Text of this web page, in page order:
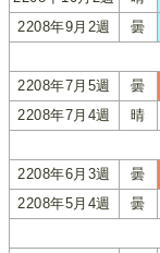
2208年9月2週
曇
2208年7月5週 曇
2208年7月4週
晴
2208年6月3週 曇
2208年5月4週
曇